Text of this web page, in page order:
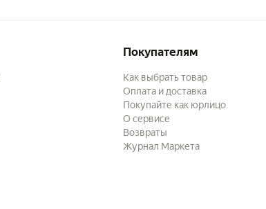
Покупателям
Как выбрать товар
Оплата и доставка
Покупайте как юрлицо
О сервисе
Возвраты
Журнал Маркета